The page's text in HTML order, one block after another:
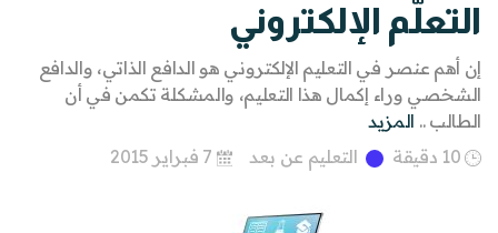
التعلُّم الإلكتروني
إن أهم عنصر في التعليم الإلكتروني هو الدافع الذاتي، والدافع
الشخصي وراء إكمال هذا التعليم، والمشكلة تكمن في أن
الطالب .. المزيد
10 دقيقة
التعليم عن بعد